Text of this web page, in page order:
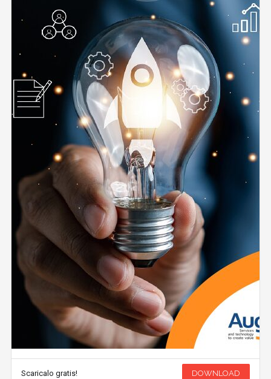
Scaricalo gratis! DOWNLOAD